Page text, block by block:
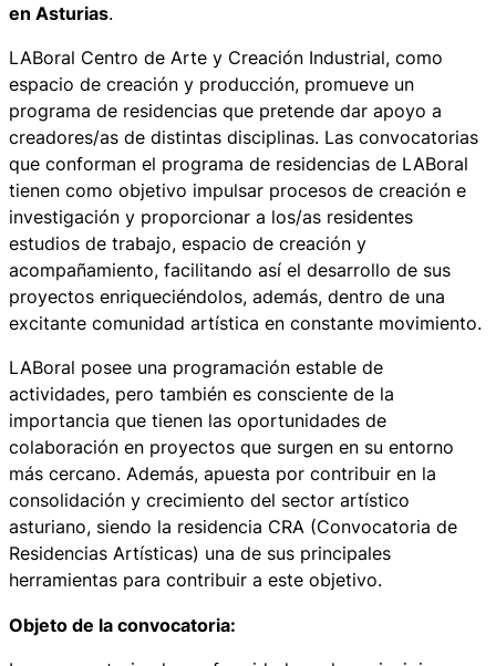
en Asturias.
LABoral Centro de Arte y Creación Industrial, como
espacio de creación y producción, promueve un
programa de residencias que pretende dar apoyo a
creadores/as de distintas disciplinas. Las convocatorias
que conforman el programa de residencias de LABoral
tienen como objetivo impulsar procesos de creación e
investigación y proporcionar a los/as residentes
estudios de trabajo, espacio de creación y
acompañamiento, facilitando así el desarrollo de sus
proyectos enriqueciéndolos, además, dentro de una
excitante comunidad artística en constante movimiento.
LABoral posee una programación estable de
actividades, pero también es consciente de la
importancia que tienen las oportunidades de
colaboración en proyectos que surgen en su entorno
más cercano. Además, apuesta por contribuir en la
consolidación y crecimiento del sector artístico
asturiano, siendo la residencia CRA (Convocatoria de
Residencias Artísticas) una de sus principales
herramientas para contribuir a este objetivo.
Objeto de la convocatoria: